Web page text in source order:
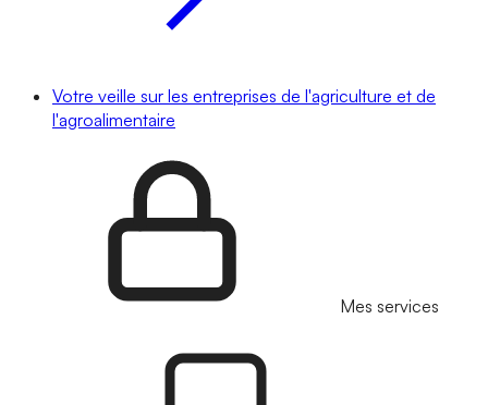
Votre veille sur les entreprises de l'agriculture et de
l'agroalimentaire
Mes services